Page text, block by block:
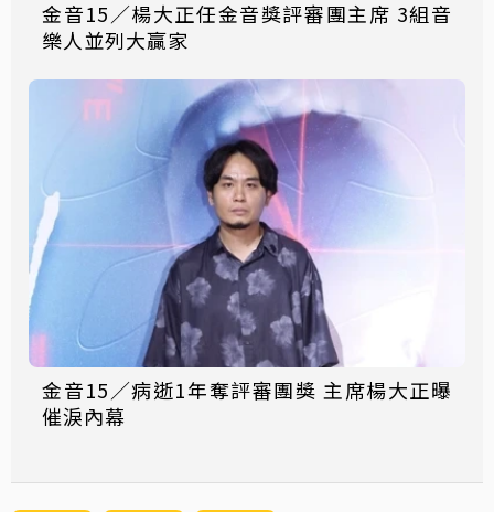
金音15／楊大正任金音獎評審團主席 3組音
樂人並列大贏家
金音15／病逝1年奪評審團獎 主席楊大正曝
催淚內幕